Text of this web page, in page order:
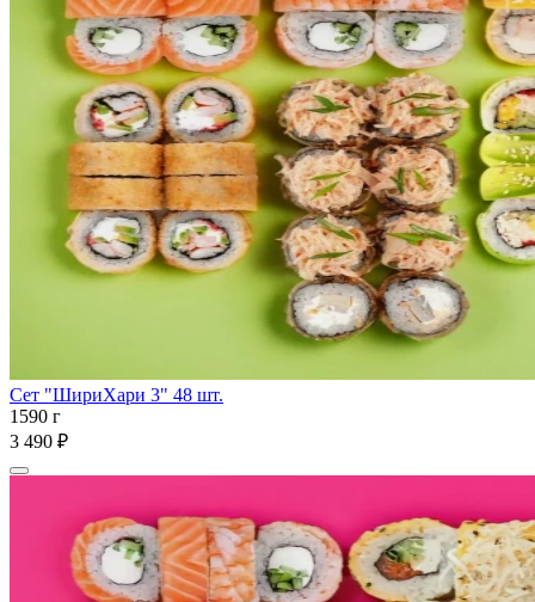
Сет "ШириХари 3" 48 шт.
1590 г
3 490 ₽